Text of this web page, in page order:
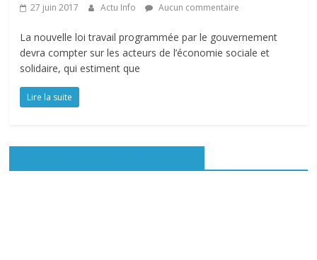
27 juin 2017 Actu Info Aucun commentaire
La nouvelle loi travail programmée par le gouvernement
devra compter sur les acteurs de l’économie sociale et
solidaire, qui estiment que
Lire la suite